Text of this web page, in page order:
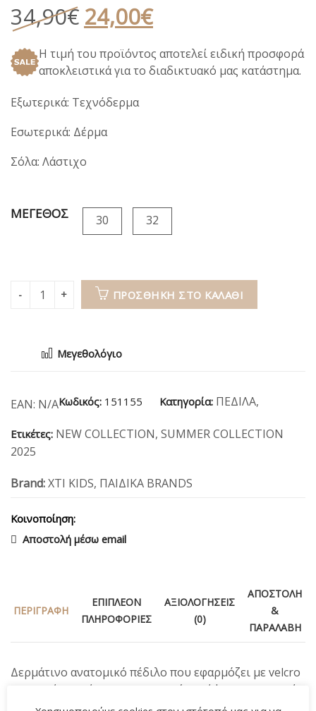
34,90€ Original
price
was:
34,90€.
24,00€Η
τρέχουσα
τιμή
είναι:
Η τιμή του προϊόντος αποτελεί ειδική προσφορά
αποκλειστικά για το διαδικτυακό μας κατάστημα.
Εξωτερικά: Τεχνόδερμα
Εσωτερικά: Δέρμα
Σόλα: Λάστιχο
ΜΕΓΕΘΟΣ 30 32
ΠΡΟΣΘΉΚΗ ΣΤΟ ΚΑΛΆΘΙ
Μεγεθολόγιο
EAN: N/AΚωδικός: 151155 Κατηγορία: ΠΕΔΙΛΑ,
Ετικέτες: NEW COLLECTION, SUMMER COLLECTION
2025
Brand:XTI KIDS, ΠΑΙΔΙΚΑ BRANDS
Κοινοποίηση:
Αποστολή μέσω email
ΠΕΡΙΓΡΑΦΉ
ΕΠΙΠΛΈΟΝ
ΠΛΗΡΟΦΟΡΊΕΣ
ΑΞΙΟΛΟΓΉΣΕΙΣ
(0)
ΑΠΟΣΤΟΛΉ
&
ΠΑΡΑΛΑΒΉ
Δερμάτινο ανατομικό πέδιλο που εφαρμόζει με velcro
μπροστά και πάνω στο κουτεπιέ και άψογη εφαρμογή.
Ιδανικό για όλες τις ώρες.